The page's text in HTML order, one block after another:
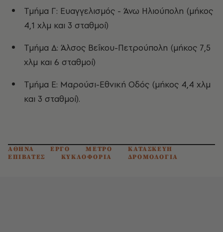
Τμήμα Γ: Ευαγγελισμός - Άνω Ηλιούπολη (μήκος
4,1 χλμ και 3 σταθμοί)
Τμήμα Δ: Άλσος Βεΐκου-Πετρούπολη (μήκος 7,5
χλμ και 6 σταθμοί)
Τμήμα Ε: Μαρούσι-Εθνική Οδός (μήκος 4,4 χλμ
και 3 σταθμοί).
ΑΘΗΝΑ ΕΡΓΟ ΜΕΤΡΟ
ΚΑΤΑΣΚΕΥΗ
ΕΠΙΒΑΤΕΣ
ΚΥΚΛΟΦΟΡΙΑ ΔΡΟΜΟΛΟΓΙΑ